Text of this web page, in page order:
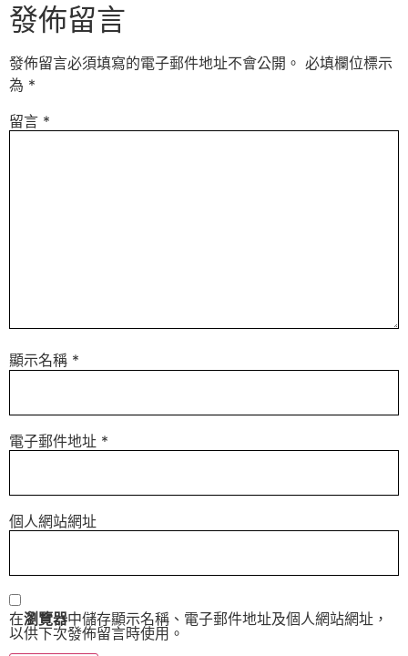
發佈留言
發佈留言必須填寫的電子郵件地址不會公開。 必填欄位標示
為 *
留言 *
顯示名稱 *
電子郵件地址 *
個人網站網址
在瀏覽器中儲存顯示名稱、電子郵件地址及個人網站網址，
以供下次發佈留言時使用。